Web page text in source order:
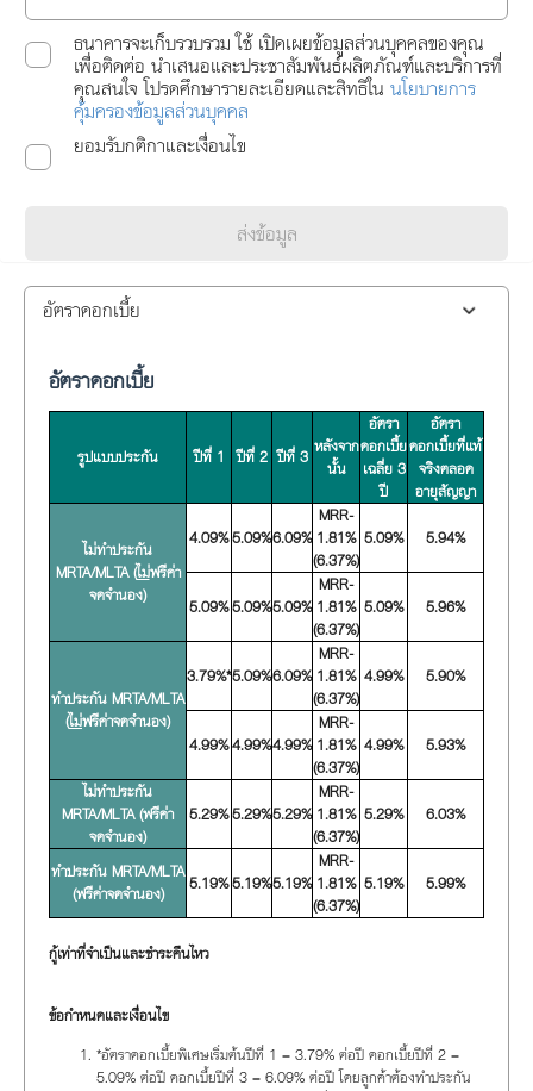
ธนาคารจะเก็บรวบรวม ใช้ เปิดเผยข้อมูลส่วนบุคคลของคุณ
เพื่อติดต่อ นำเสนอและประชาสัมพันธ์ผลิตภัณฑ์และบริการที่
คุณสนใจ โปรดศึกษารายละเอียดและสิทธิใน นโยบายการ
คุ้มครองข้อมูลส่วนบุคคล
ยอมรับกติกาและเงื่อนไข
ส่งข้อมูล
อัตราดอกเบี้ย
อัตราดอกเบี้ย
รูปแบบประกัน ปีที่ 1 ปีที่ 2 ปีที่ 3 หลังจาก
นั้น
อัตรา
ดอกเบี้ย
เฉลี่ย 3
ปี
อัตรา
ดอกเบี้ยที่แท้
จริงตลอด
อายุสัญญา
ไม่ทำประกัน
MRTA/MLTA (ไม่ฟรีค่า
จดจำนอง)
4.09%5.09%6.09%
MRR-
1.81%
(6.37%)
5.09% 5.94%
5.09%5.09%5.09%
MRR-
1.81%
(6.37%)
5.09% 5.96%
ทำประกัน MRTA/MLTA
(ไม่ฟรีค่าจดจำนอง)
3.79%*5.09%6.09%
MRR-
1.81%
(6.37%)
4.99% 5.90%
4.99%4.99%4.99%
MRR-
1.81%
(6.37%)
4.99% 5.93%
ไม่ทำประกัน
MRTA/MLTA (ฟรีค่า
จดจำนอง)
5.29%5.29%5.29%
MRR-
1.81%
(6.37%)
5.29% 6.03%
ทำประกัน MRTA/MLTA
(ฟรีค่าจดจำนอง)
5.19%5.19%5.19%
MRR-
1.81%
(6.37%)
5.19% 5.99%
กู้เท่าที่จำเป็นและชำระคืนไหว
ข้อกำหนดและเงื่อนไข
*อัตราดอกเบี้ยพิเศษเริ่มต้นปีที่ 1 = 3.79% ต่อปี ดอกเบี้ยปีที่ 2 =
5.09% ต่อปี ดอกเบี้ยปีที่ 3 = 6.09% ต่อปี โดยลูกค้าต้องทำประกัน